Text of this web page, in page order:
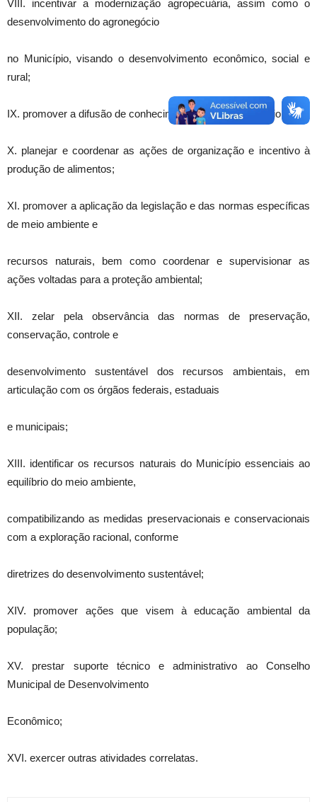
VIII. incentivar a modernização agropecuária, assim como o
desenvolvimento do agronegócio
no Município, visando o desenvolvimento econômico, social e
rural;
IX. promover a difusão de conhecimentos técnicos do meio rural;
X. planejar e coordenar as ações de organização e incentivo à
produção de alimentos;
XI. promover a aplicação da legislação e das normas específicas
de meio ambiente e
recursos naturais, bem como coordenar e supervisionar as
ações voltadas para a proteção ambiental;
XII. zelar pela observância das normas de preservação,
conservação, controle e
desenvolvimento sustentável dos recursos ambientais, em
articulação com os órgãos federais, estaduais
e municipais;
XIII. identificar os recursos naturais do Município essenciais ao
equilíbrio do meio ambiente,
compatibilizando as medidas preservacionais e conservacionais
com a exploração racional, conforme
diretrizes do desenvolvimento sustentável;
XIV. promover ações que visem à educação ambiental da
população;
XV. prestar suporte técnico e administrativo ao Conselho
Municipal de Desenvolvimento
Econômico;
XVI. exercer outras atividades correlatas.